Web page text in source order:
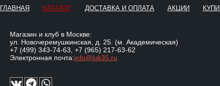
ГЛАВНАЯ КАТАЛОГ ДОСТАВКА И ОПЛАТА АКЦИИ
Магазин и клуб в Москве:
ул. Новочеремушкинская, д. 25. (м. Академическая)
+7 (499) 343-74-63 +7 (965) 217-63-62
Электронная почта:info@luk35.ru